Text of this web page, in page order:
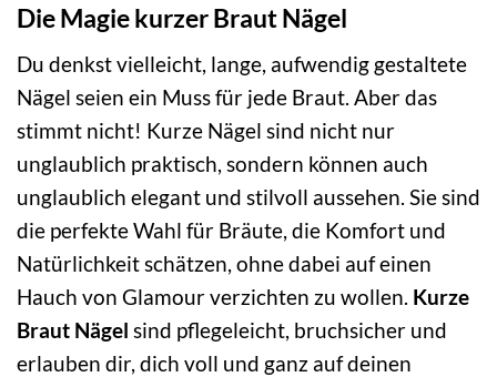
Die Magie kurzer Braut Nägel
Du denkst vielleicht, lange, aufwendig gestaltete
Nägel seien ein Muss für jede Braut. Aber das
stimmt nicht! Kurze Nägel sind nicht nur
unglaublich praktisch, sondern können auch
unglaublich elegant und stilvoll aussehen. Sie sind
die perfekte Wahl für Bräute, die Komfort und
Natürlichkeit schätzen, ohne dabei auf einen
Hauch von Glamour verzichten zu wollen. Kurze
Braut Nägel sind pflegeleicht, bruchsicher und
erlauben dir, dich voll und ganz auf deinen